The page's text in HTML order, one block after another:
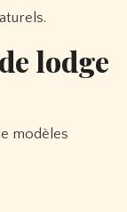
lodge
modèles